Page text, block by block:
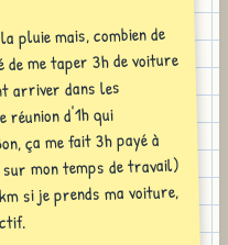
pluie mais, combien de
me taper 3h de voiture
arriver dans les
réunion d'1h qui
ça me fait 3h payé à
mon temps de travail)
si je prends ma voiture,